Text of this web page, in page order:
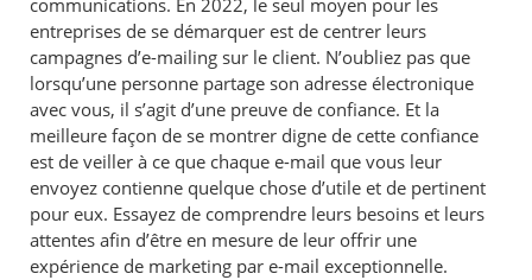
communications. En 2022, le seul moyen pour les
entreprises de se démarquer est de centrer leurs
campagnes d’e-mailing sur le client. N’oubliez pas que
lorsqu’une personne partage son adresse électronique
avec vous, il s’agit d’une preuve de confiance. Et la
meilleure façon de se montrer digne de cette confiance
est de veiller à ce que chaque e-mail que vous leur
envoyez contienne quelque chose d’utile et de pertinent
pour eux. Essayez de comprendre leurs besoins et leurs
attentes afin d’être en mesure de leur offrir une
expérience de marketing par e-mail exceptionnelle.